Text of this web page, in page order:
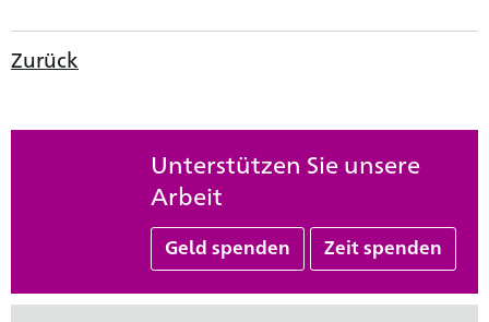
Zurück
Unterstützen Sie unsere
Arbeit
Geld spenden Zeit spenden